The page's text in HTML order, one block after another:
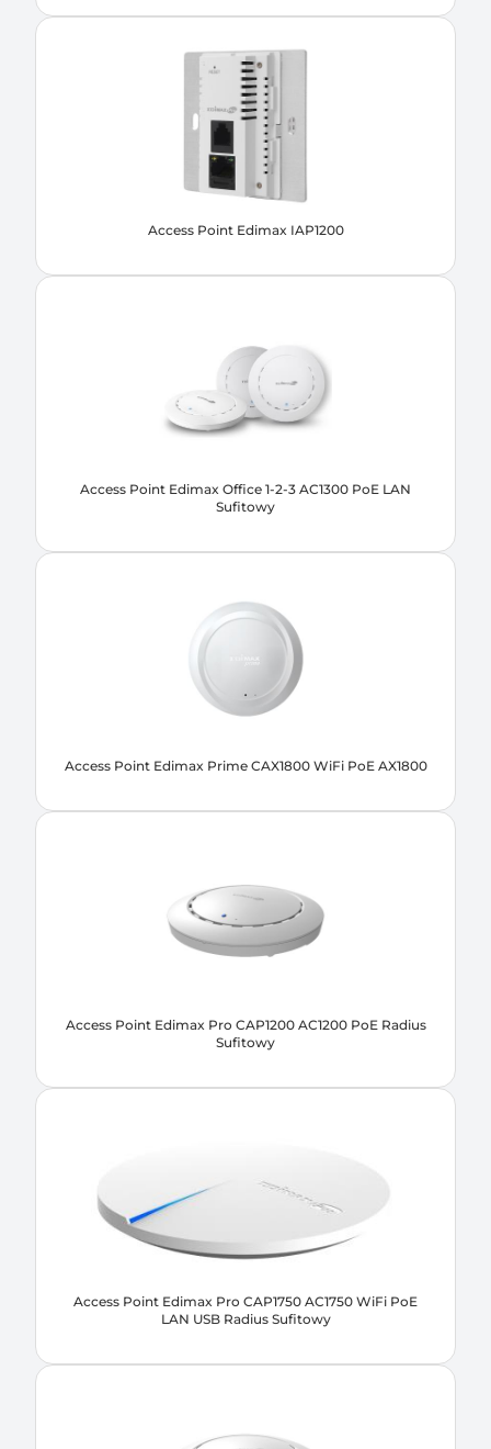
Access Point Edimax IAP1200
Access Point Edimax Office 1-2-3 AC1300 PoE LAN
Sufitowy
Access Point Edimax Prime CAX1800 WiFi PoE AX1800
Access Point Edimax Pro CAP1200 AC1200 PoE Radius
Sufitowy
Access Point Edimax Pro CAP1750 AC1750 WiFi PoE
LAN USB Radius Sufitowy